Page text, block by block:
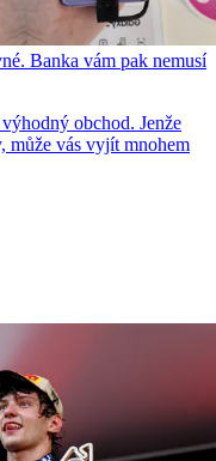
Banka vám pak nemusí
obchod. Jenže
může vás vyjít mnohem